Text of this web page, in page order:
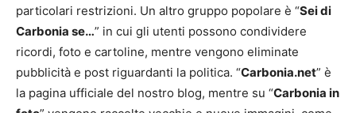
particolari restrizioni. Un altro gruppo popolare è “Sei di
Carbonia se…” in cui gli utenti possono condividere
ricordi, foto e cartoline, mentre vengono eliminate
pubblicità e post riguardanti la politica. “Carbonia.net” è
la pagina ufficiale del nostro blog, mentre su “Carbonia in